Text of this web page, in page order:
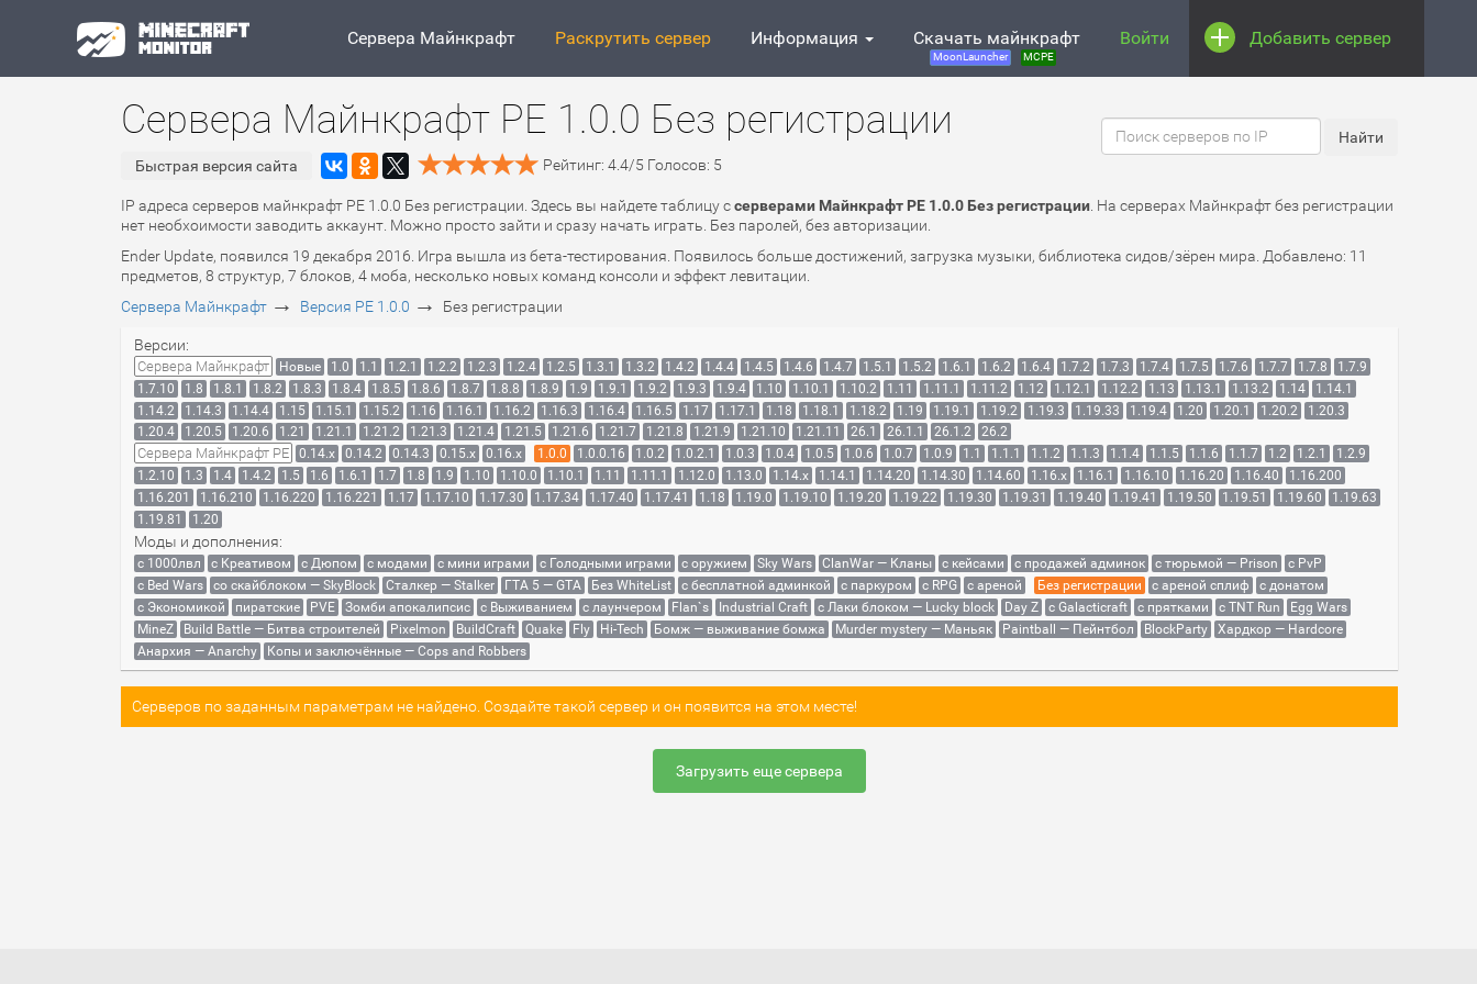
Сервера Майнкрафт Раскрутить сервер Информация Скачать майнкрафт
MoonLauncher MCPE
Войти Добавить сервер
Сервера Майнкрафт PE 1.0.0 Без регистрации
Быстрая версия сайта Рейтинг: 4.4/5 Голосов: 5
IP адреса серверов майнкрафт PE 1.0.0 Без регистрации. Здесь вы найдете таблицу ссерверами Майнкрафт PE 1.0.0 Без регистрации . На серверах Майнкрафт без регистрации
нет необхоимости заводить аккаунт. Можно просто зайти и сразу начать играть. Без паролей, без авторизации.
Ender Update, появился 19 декабря 2016. Игра вышла из бета-тестирования. Появилось больше достижений, загрузка музыки, библиотека сидов/зёрен мира. Добавлено: 11
предметов, 8 структур, 7 блоков, 4 моба, несколько новых команд консоли и эффект левитации.
Сервера Майнкрафт → Версия PE 1.0.0 → Без регистрации
Версии:
Сервера Майнкрафт Новые 1.0 1.1 1.2.1 1.2.2 1.2.3 1.2.4 1.2.5 1.3.1 1.3.2 1.4.2 1.4.4 1.4.5 1.4.6 1.4.7 1.5.1 1.5.2 1.6.1 1.6.2 1.6.4 1.7.2 1.7.3 1.7.4 1.7.5 1.7.6 1.7.7 1.7.8
1.7.9
1.7.10
1.8 1.8.1 1.8.2 1.8.3 1.8.4 1.8.5 1.8.6 1.8.7 1.8.8 1.8.9 1.9 1.9.1 1.9.2 1.9.3 1.9.4 1.10 1.10.1 1.10.2 1.11 1.11.1 1.11.2 1.12 1.12.1 1.12.2 1.13 1.13.1 1.13.2 1.14
1.14.1
1.14.2
1.14.3 1.14.4 1.15 1.15.1 1.15.2 1.16 1.16.1 1.16.2 1.16.3 1.16.4 1.16.5 1.17 1.17.1 1.18 1.18.1 1.18.2 1.19 1.19.1 1.19.2 1.19.3 1.19.33 1.19.4 1.20 1.20.1 1.20.2
1.20.3
1.20.4
1.20.5 1.20.6 1.21 1.21.1 1.21.2 1.21.3 1.21.4 1.21.5 1.21.6 1.21.7 1.21.8 1.21.9 1.21.10 1.21.11 26.1 26.1.1 26.1.2 26.2
Сервера Майнкрафт PE 0.14.x 0.14.2 0.14.3 0.15.x 0.16.x 1.0.0 1.0.0.16 1.0.2 1.0.2.1 1.0.3 1.0.4 1.0.5 1.0.6 1.0.7 1.0.9 1.1 1.1.1 1.1.2 1.1.3 1.1.4 1.1.5 1.1.6 1.1.7 1.2 1.2.1
1.2.9
1.2.10
1.3 1.4 1.4.2 1.5 1.6 1.6.1 1.7 1.8 1.9 1.10 1.10.0 1.10.1 1.11 1.11.1 1.12.0 1.13.0 1.14.x 1.14.1 1.14.20 1.14.30 1.14.60 1.16.x 1.16.1 1.16.10 1.16.20 1.16.40
1.16.200
1.16.201
1.16.210 1.16.220 1.16.221 1.17 1.17.10 1.17.30 1.17.34 1.17.40 1.17.41 1.18 1.19.0 1.19.10 1.19.20 1.19.22 1.19.30 1.19.31 1.19.40 1.19.41 1.19.50 1.19.51 1.19.60
1.19.63
1.19.81
1.20
Моды и дополнения:
с 1000лвл c Креативом с Дюпом с модами с мини играми с Голодными играми с оружием Sky Wars ClanWar — Кланы с кейсами с продажей админок с тюрьмой — Prison
с PvP
с Bed Wars
со скайблоком — SkyBlock Сталкер — Stalker ГТА 5 — GTA Без WhiteList с бесплатной админкой с паркуром с RPG с ареной Без регистрации с ареной сплиф
с донатом
с Экономикой
пиратские PVE Зомби апокалипсис с Выживанием с лаунчером Flan`s Industrial Craft с Лаки блоком — Lucky block Day Z с Galacticraft с прятками с TNT Run
Egg Wars
MineZ
Build Battle — Битва строителей Pixelmon BuildCraft Quake Fly Hi-Tech Бомж — выживание бомжа Murder mystery — Маньяк Paintball — Пейнтбол BlockParty
Хардкор — Hardcore
Анархия — Anarchy
Копы и заключённые — Cops and Robbers
Серверов по заданным параметрам не найдено. Создайте такой сервер и он появится на этом месте!
Загрузить еще сервера